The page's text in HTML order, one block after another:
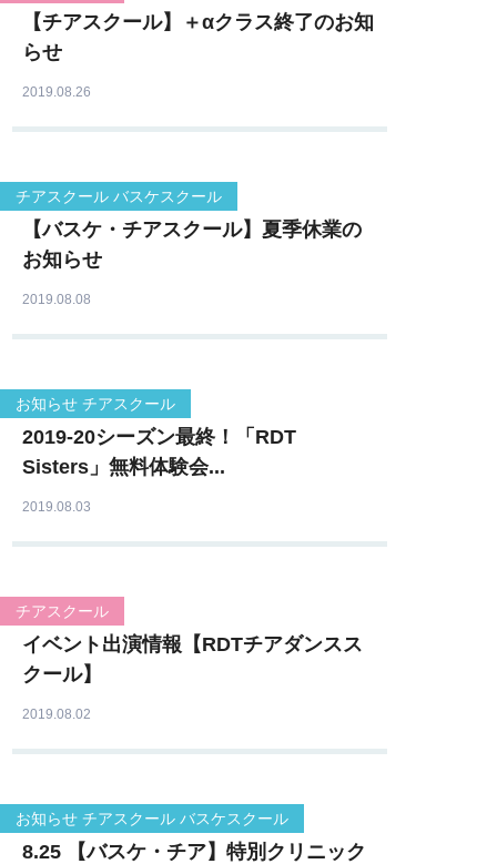
【チアスクール】＋αクラス終了のお知
らせ
2019.08.26
チアスクール バスケスクール
【バスケ・チアスクール】夏季休業の
お知らせ
2019.08.08
お知らせ チアスクール
2019-20シーズン最終！「RDT
Sisters」無料体験会...
2019.08.03
チアスクール
イベント出演情報【RDTチアダンスス
クール】
2019.08.02
お知らせ チアスクール バスケスクール
8.25 【バスケ・チア】特別クリニック